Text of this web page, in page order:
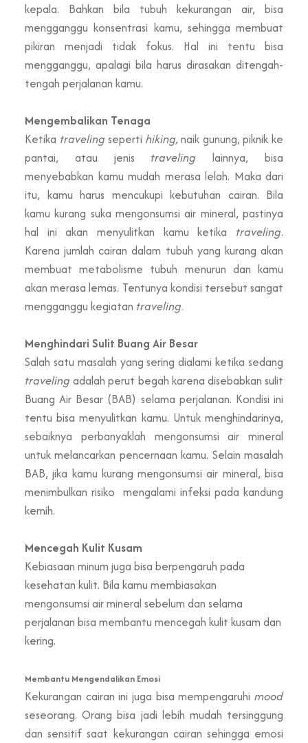
kepala. Bahkan bila tubuh kekurangan air, bisa
mengganggu konsentrasi kamu, sehingga membuat
pikiran menjadi tidak fokus. Hal ini tentu bisa
mengganggu, apalagi bila harus dirasakan ditengah-
tengah perjalanan kamu.
Mengembalikan Tenaga
Ketika travelingseperti hiking,naik gunung, piknik ke
pantai, atau jenis traveling lainnya, bisa
menyebabkan kamu mudah merasa lelah. Maka dari
itu, kamu harus mencukupi kebutuhan cairan. Bila
kamu kurang suka mengonsumsi air mineral, pastinya
hal ini akan menyulitkan kamu ketika traveling.
Karena jumlah cairan dalam tubuh yang kurang akan
membuat metabolisme tubuh menurun dan kamu
akan merasa lemas. Tentunya kondisi tersebut sangat
mengganggu kegiatan traveling.
Menghindari Sulit Buang Air Besar
Salah satu masalah yang sering dialami ketika sedang
travelingadalah perut begah karena disebabkan sulit
Buang Air Besar (BAB) selama perjalanan. Kondisi ini
tentu bisa menyulitkan kamu. Untuk menghindarinya,
sebaiknya perbanyaklah mengonsumsi air mineral
untuk melancarkan pencernaan kamu. Selain masalah
BAB, jika kamu kurang mengonsumsi air mineral, bisa
menimbulkan risiko mengalami infeksi pada kandung
kemih.
Mencegah Kulit Kusam
Kebiasaan minum juga bisa berpengaruh pada
kesehatan kulit. Bila kamu membiasakan
mengonsumsi air mineral sebelum dan selama
perjalanan bisa membantu mencegah kulit kusam dan
kering.
Membantu Mengendalikan Emosi
Kekurangan cairan ini juga bisa mempengaruhi mood
seseorang. Orang bisa jadi lebih mudah tersinggung
dan sensitif saat kekurangan cairan sehingga emosi